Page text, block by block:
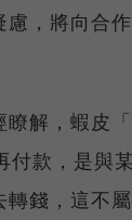
慮，將向合
解，蝦皮
付款，是與
轉錢，這不